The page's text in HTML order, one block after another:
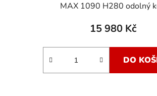
MAX 1090 H280 odolný
15 980 Kč
DO